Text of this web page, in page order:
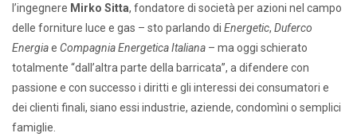
l’ingegnere Mirko Sitta, fondatore di società per azioni nel campo
delle forniture luce e gas – sto parlando di Energetic, Duferco
Energiae Compagnia Energetica Italiana – ma oggi schierato
totalmente “dall’altra parte della barricata”, a difendere con
passione e con successo i diritti e gli interessi dei consumatori e
dei clienti finali, siano essi industrie, aziende, condomìni o semplici
famiglie.